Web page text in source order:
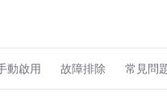
動啟用 故障排除 常見問